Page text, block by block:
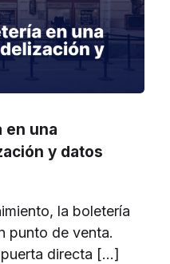
en una
y datos
la boletería
punto de venta.
directa […]